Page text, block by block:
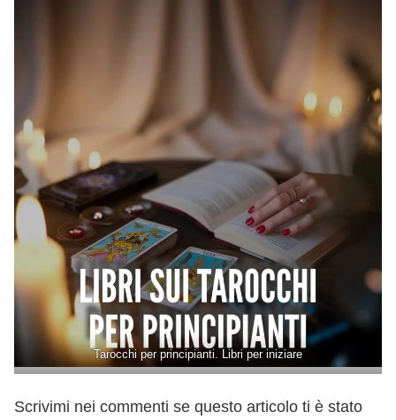
Tarocchi per principianti. Libri per iniziare
Scrivimi nei commenti se questo articolo ti è stato